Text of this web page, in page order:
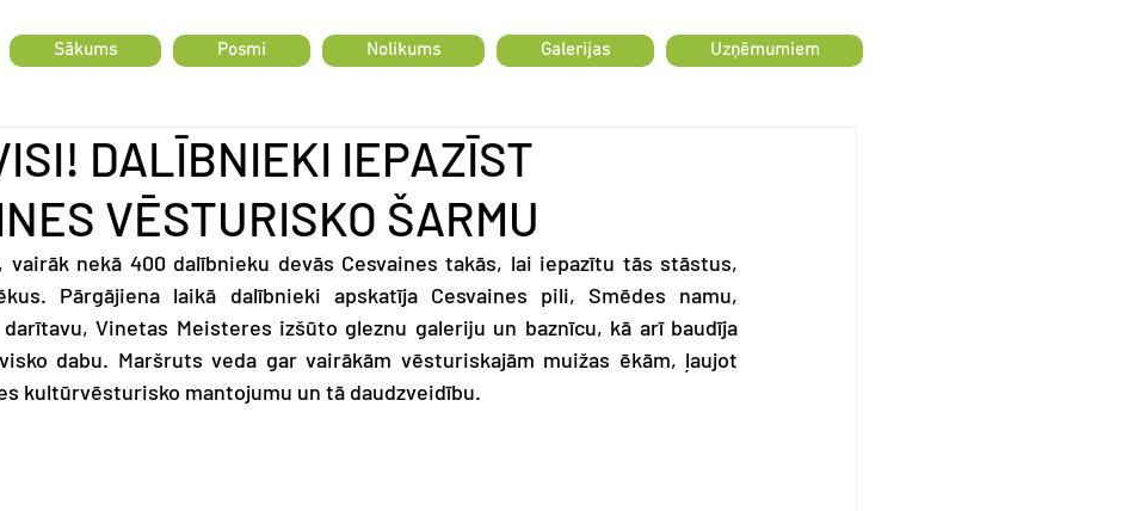
Sākums Posmi Nolikums Galerijas Uzņēmumiem
DALĪBNIEKI IEPAZĪST
VĒSTURISKO ŠARMU
nekā 400 dalībnieku devās Cesvaines takās, lai iepazītu tās stāstus,
Pārgājiena laikā dalībnieki apskatīja Cesvaines pili, Smēdes namu,
darītavu, Vinetas Meisteres izšūto gleznu galeriju un baznīcu, kā arī baudīja
dabu. Maršruts veda gar vairākām vēsturiskajām muižas ēkām, ļaujot
kultūrvēsturisko mantojumu un tā daudzveidību.